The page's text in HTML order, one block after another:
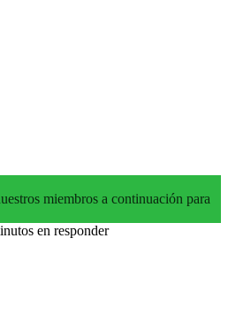
miembros a continuación para
en responder